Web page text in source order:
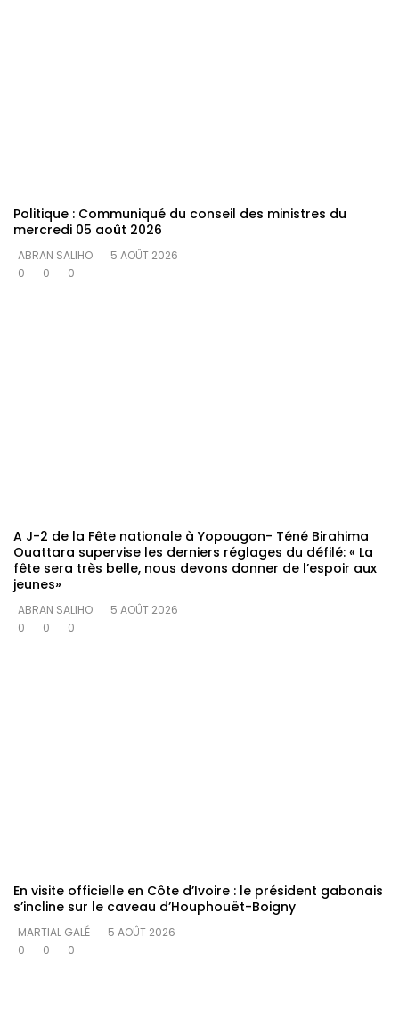
Politique : Communiqué du conseil des ministres du
mercredi 05 août 2026
ABRAN SALIHO
5 AOÛT 2026
0
0 0
A J-2 de la Fête nationale à Yopougon- Téné Birahima
Ouattara supervise les derniers réglages du défilé: « La
fête sera très belle, nous devons donner de l’espoir aux
jeunes»
ABRAN SALIHO
5 AOÛT 2026
0
0 0
En visite officielle en Côte d’Ivoire : le président gabonais
s’incline sur le caveau d’Houphouët-Boigny
MARTIAL GALÉ
5 AOÛT 2026
0
0 0